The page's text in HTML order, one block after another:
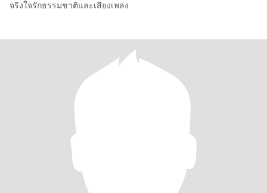
จริงใจรักธรรมชาติและเสียงเพลง